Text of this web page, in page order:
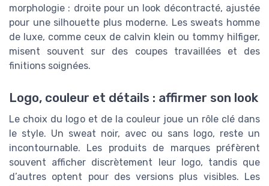
morphologie : droite pour un look décontracté, ajustée
pour une silhouette plus moderne. Les sweats homme
de luxe, comme ceux de calvin klein ou tommy hilfiger,
misent souvent sur des coupes travaillées et des
finitions soignées.
Logo, couleur et détails : affirmer son look
Le choix du logo et de la couleur joue un rôle clé dans
le style. Un sweat noir, avec ou sans logo, reste un
incontournable. Les produits de marques préfèrent
souvent afficher discrètement leur logo, tandis que
d’autres optent pour des versions plus visibles. Les